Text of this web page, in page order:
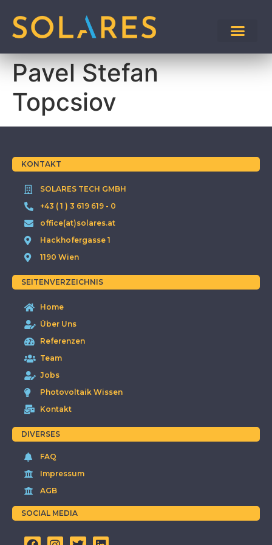
Pavel Stefan
Topcsiov
KONTAKT
SOLARES TECH GMBH
+43 ( 1 ) 3 619 619 - 0
office(at)solares.at
Hackhofergasse 1
1190 Wien
SEITENVERZEICHNIS
Home
Über Uns
Referenzen
Team
Jobs
Photovoltaik Wissen
Kontakt
DIVERSES
FAQ
Impressum
AGB
SOCIAL MEDIA